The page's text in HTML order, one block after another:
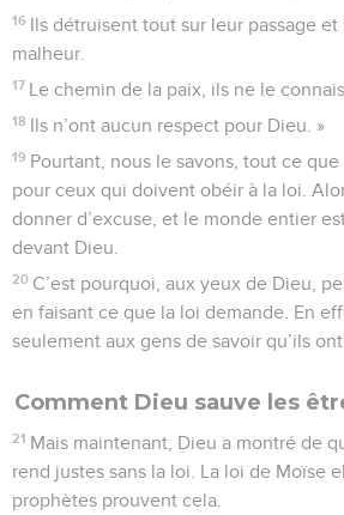
16 Ils détruisent tout sur leur passage
malheur.
17 Le chemin de la paix, ils ne le
18 Ils n’ont aucun respect pour Dieu. »
19 Pourtant, nous le savons, tout ce
pour ceux qui doivent obéir à la loi.
donner d’excuse, et le monde entier
devant Dieu.
20 C’est pourquoi, aux yeux de Dieu,
en faisant ce que la loi demande. En
seulement aux gens de savoir qu’ils
Comment Dieu sauve les
21 Mais maintenant, Dieu a montré de
rend justes sans la loi. La loi de Moïse
prophètes prouvent cela.